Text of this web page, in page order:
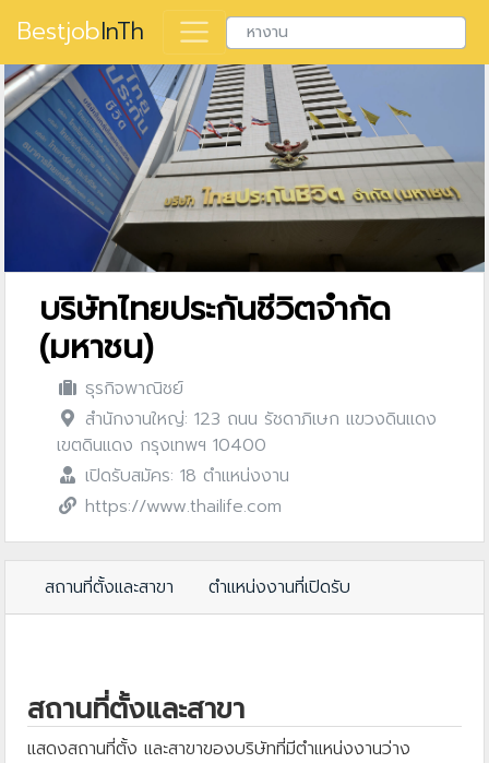
BestjobInTh
บริษัทไทยประกันชีวิตจำกัด
(มหาชน)
ธุรกิจพาณิชย์
สำนักงานใหญ่: 123 ถนน รัชดาภิเษก แขวงดินแดง
เขตดินแดง กรุงเทพฯ 10400
เปิดรับสมัคร: 18 ตำแหน่งงาน
https://www.thailife.com
สถานที่ตั้งและสาขา ตำแหน่งงานที่เปิดรับ
สถานที่ตั้งและสาขา
แสดงสถานที่ตั้ง และสาขาของบริษัทที่มีตำแหน่งงานว่าง